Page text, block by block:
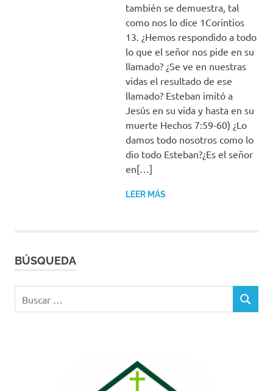
también se demuestra, tal
como nos lo dice 1Corintios
13. ¿Hemos respondido a todo
lo que el señor nos pide en su
llamado? ¿Se ve en nuestras
vidas el resultado de ese
llamado? Esteban imitó a
Jesús en su vida y hasta en su
muerte Hechos 7:59-60) ¿Lo
damos todo nosotros como lo
dio todo Esteban?¿Es el señor
en[…]
LEER MÁS
BÚSQUEDA
BUSCAR